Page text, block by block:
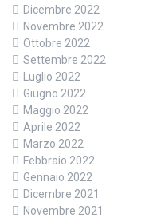
Dicembre 2022
Novembre 2022
Ottobre 2022
Settembre 2022
Luglio 2022
Giugno 2022
Maggio 2022
Aprile 2022
Marzo 2022
Febbraio 2022
Gennaio 2022
Dicembre 2021
Novembre 2021